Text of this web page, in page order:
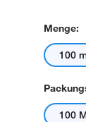
Menge:
100
100